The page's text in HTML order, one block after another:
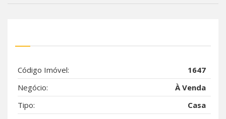
Código Imóvel:
1647
Negócio:
À Venda
Tipo:
Casa